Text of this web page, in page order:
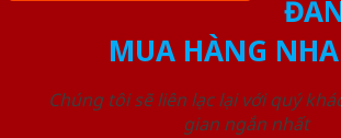
MUA HÀNG
Chúng tôi sẽ liên lạc lại với quý
gian ngắn nhất